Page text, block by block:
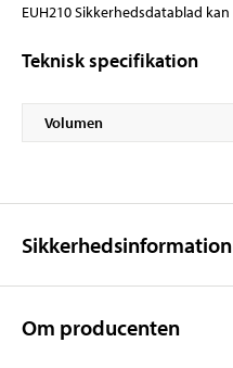
EUH210 Sikkerhedsdatablad
Teknisk specifikation
Volumen
Om producenten